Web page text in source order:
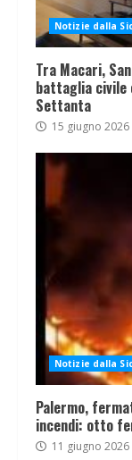
Notizie dalla
Tra Macari,
battaglia civile
Settanta
15 giugno 2026
Notizie dalla
Palermo,
incendi: otto
11 giugno 2026